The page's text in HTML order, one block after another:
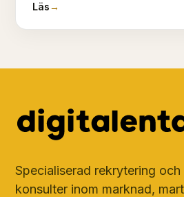
Läs→
Specialiserad rekrytering och
konsulter inom marknad,